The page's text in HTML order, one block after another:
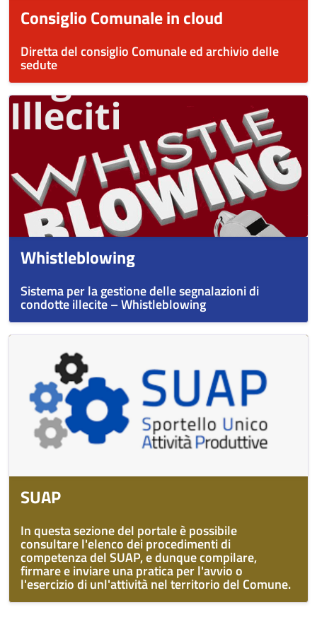
Consiglio Comunale in cloud
Diretta del consiglio Comunale ed archivio delle
sedute
Whistleblowing
Sistema per la gestione delle segnalazioni di
condotte illecite – Whistleblowing
SUAP
In questa sezione del portale è possibile
consultare l'elenco dei procedimenti di
competenza del SUAP, e dunque compilare,
firmare e inviare una pratica per l'avvio o
l'esercizio di unl'attività nel territorio del Comune.